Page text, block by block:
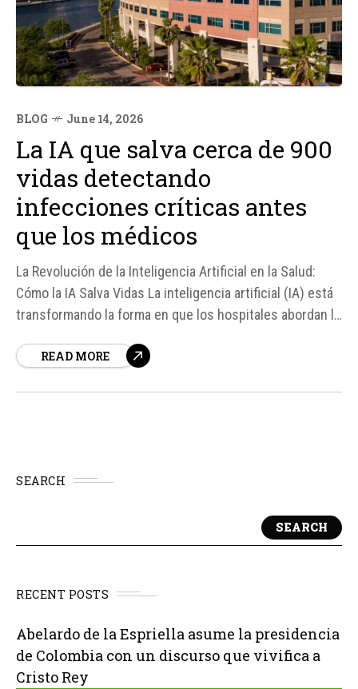
BLOG June 14, 2026
La IA que salva cerca de 900
vidas detectando
infecciones críticas antes
que los médicos
La Revolución de la Inteligencia Artificial en la Salud:
Cómo la IA Salva Vidas La inteligencia artificial (IA) está
transformando la forma en que los hospitales abordan la
una afección silenciosa y peligrosa que ocurre cuando
READ MORE
SEARCH
SEARCH
RECENT POSTS
Abelardo de la Espriella asume la presidencia
de Colombia con un discurso que vivifica a
Cristo Rey